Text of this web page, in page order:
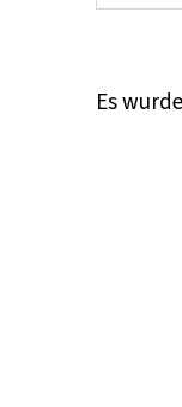
Es